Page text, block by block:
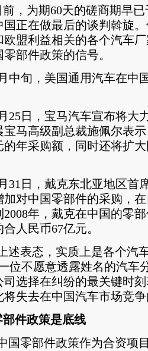
为期60天的磋商期早已
国正在做最后的谈判斡旋
欧盟利益相关的各个汽车
部件政策的信号。
旬，美国通用汽车在中
日，宝马汽车宣布将大
宝马高级副总裁施佩尔表
的年采购额，同时还将扩
日，戴克东北亚地区首
加对中国零部件的采购，
2008年，戴克在中国的零
人民币67亿元。
表态，实质上是各个汽
位不愿意透露姓名的汽车
司选择在纠纷的最关键时
将失去在中国汽车市场竞
政策是底线
零部件政策作为合资项